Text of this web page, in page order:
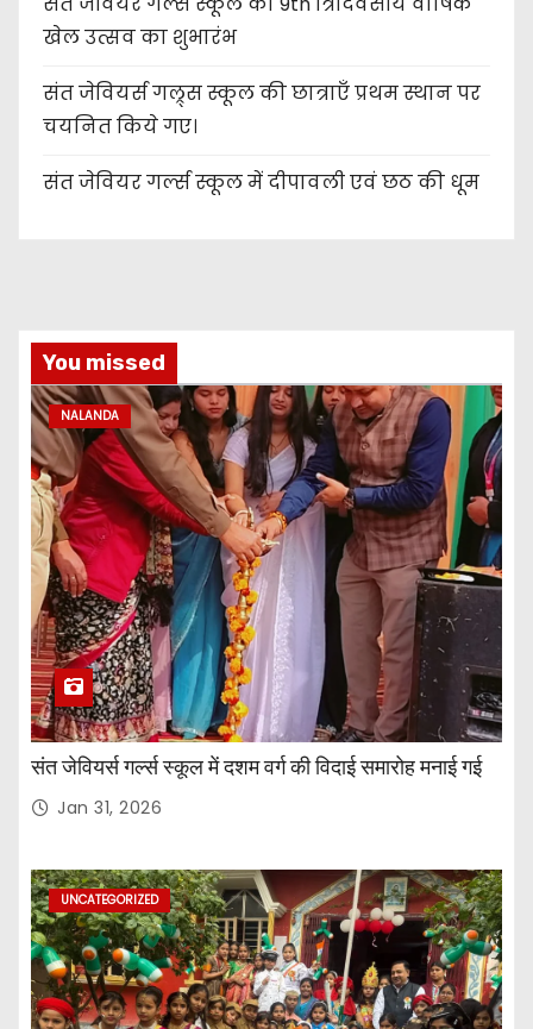
खेल उत्सव का शुभारंभ
संत जेवियर्स गल्र्स स्कूल की छात्र‌ाएँ प्रथम स्थान पर
चयनित किये गए।
संत जेवियर गर्ल्स स्कूल में दीपावली एवं छठ की धूम
You missed
NALANDA
संत जेवियर्स गर्ल्स स्कूल में दशम वर्ग की विदाई समारोह मनाई गई
Jan 31, 2026
UNCATEGORIZED